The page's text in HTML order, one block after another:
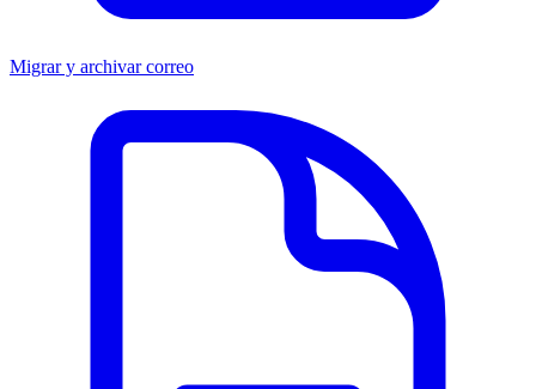
Migrar y archivar correo